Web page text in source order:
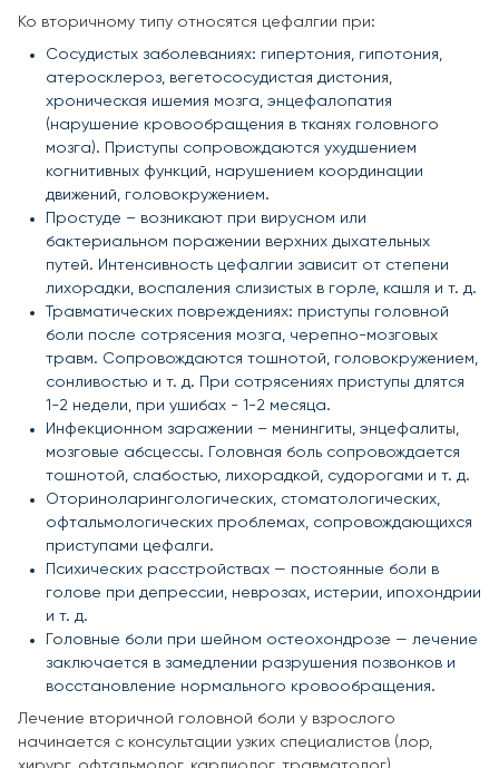
Ко вторичному типу относятся цефалгии при:
Сосудистых заболеваниях: гипертония, гипотония,
атеросклероз, вегетососудистая дистония,
хроническая ишемия мозга, энцефалопатия
(нарушение кровообращения в тканях головного
мозга). Приступы сопровождаются ухудшением
когнитивных функций, нарушением координации
движений, головокружением.
Простуде – возникают при вирусном или
бактериальном поражении верхних дыхательных
путей. Интенсивность цефалгии зависит от степени
лихорадки, воспаления слизистых в горле, кашля и т. д.
Травматических повреждениях: приступы головной
боли после сотрясения мозга, черепно-мозговых
травм. Сопровождаются тошнотой, головокружением,
сонливостью и т. д. При сотрясениях приступы длятся
1-2 недели, при ушибах - 1-2 месяца.
Инфекционном заражении – менингиты, энцефалиты,
мозговые абсцессы. Головная боль сопровождается
тошнотой, слабостью, лихорадкой, судорогами и т. д.
Оториноларингологических, стоматологических,
офтальмологических проблемах, сопровождающихся
приступами цефалги.
Психических расстройствах — постоянные боли в
голове при депрессии, неврозах, истерии, ипохондрии
и т. д.
Головные боли при шейном остеохондрозе — лечение
заключается в замедлении разрушения позвонков и
восстановление нормального кровообращения.
Лечение вторичной головной боли у взрослого
начинается с консультации узких специалистов (лор,